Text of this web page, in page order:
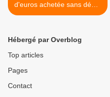
d'euros achetée sans débat
!
Hébergé par Overblog
Top articles
Pages
Contact